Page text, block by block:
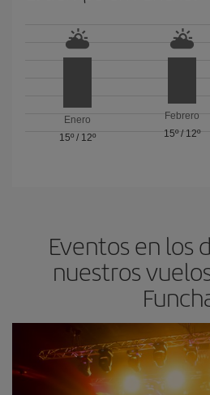
Enero
15º/ 12º
Febrero
15º/ 12º
Eventos en los
nuestros